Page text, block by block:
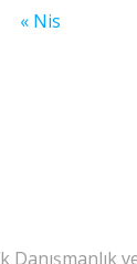
« Nis
Danışmanlık